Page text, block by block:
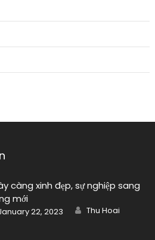
càng xinh đẹp, sự nghiệp sang
mới
Posted 22, 2023 Author
Thu Hoai